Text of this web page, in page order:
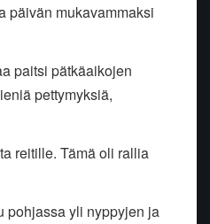
päivän mukavammaksi
paitsi pätkäaikojen
pettymyksiä,
reitille. Tämä oli rallia
pohjassa yli nyppyjen ja